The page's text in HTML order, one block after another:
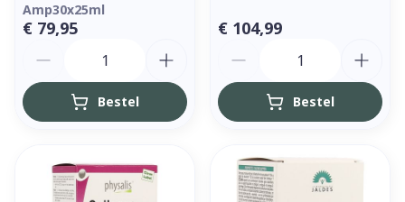
Amp30x25ml
€ 79,95
Bestel
€ 104,99
Bestel